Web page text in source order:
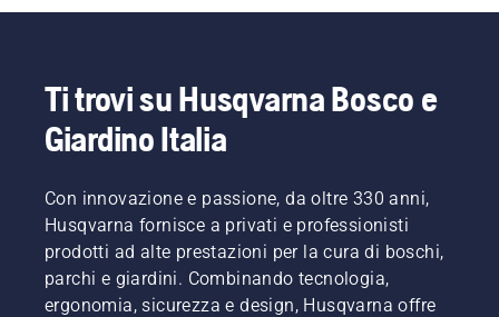
Ti trovi su Husqvarna Bosco e
Giardino Italia
Con innovazione e passione, da oltre 330 anni,
Husqvarna fornisce a privati e professionisti
prodotti ad alte prestazioni per la cura di boschi,
parchi e giardini. Combinando tecnologia,
ergonomia, sicurezza e design, Husqvarna offre